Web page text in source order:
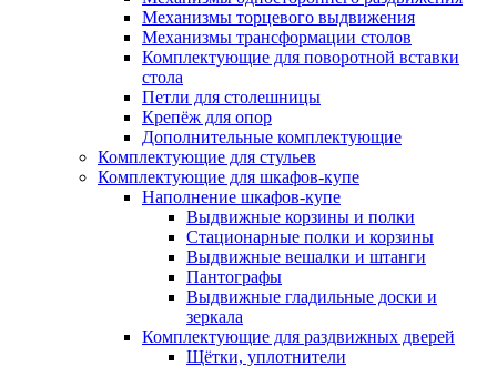
Механизмы торцевого выдвижения
Механизмы трансформации столов
Комплектующие для поворотной вставки
стола
Петли для столешницы
Крепёж для опор
Дополнительные комплектующие
Комплектующие для стульев
Комплектующие для шкафов-купе
Наполнение шкафов-купе
Выдвижные корзины и полки
Стационарные полки и корзины
Выдвижные вешалки и штанги
Пантографы
Выдвижные гладильные доски и
зеркала
Комплектующие для раздвижных дверей
Щётки, уплотнители